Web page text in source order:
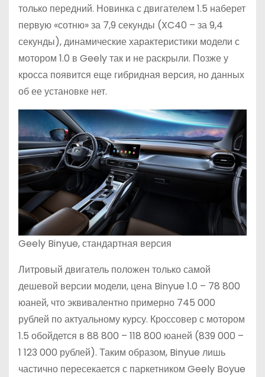
только передний. Новинка с двигателем 1.5 наберет
первую «сотню» за 7,9 секунды (XC40 – за 9,4
секунды), динамические характеристики модели с
мотором 1.0 в Geely так и не раскрыли. Позже у
кросса появится еще гибридная версия, но данных
об ее установке нет.
Geely Binyue, стандартная версия
Литровый двигатель положен только самой
дешевой версии модели, цена Binyue 1.0 – 78 800
юаней, что эквивалентно примерно 745 000
рублей по актуальному курсу. Кроссовер с мотором
1.5 обойдется в 88 800 – 118 800 юаней (839 000 –
1 123 000 рублей). Таким образом, Binyue лишь
частично пересекается с паркетником Geely Boyue